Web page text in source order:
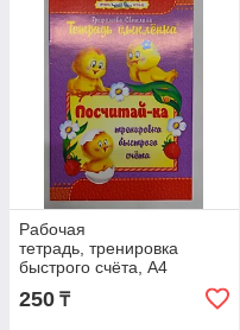
Рабочая
тетрадь, тренировка
быстрого счёта, А4
250 ₸